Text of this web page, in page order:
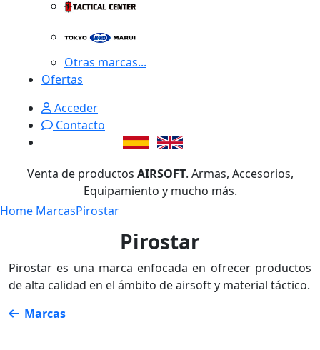
Otras marcas...
Ofertas
Acceder
Contacto
Venta de productos AIRSOFT. Armas, Accesorios,
Equipamiento y mucho más.
Home MarcasPirostar
Pirostar
Pirostar es una marca enfocada en ofrecer productos
de alta calidad en el ámbito de airsoft y material táctico.
Marcas